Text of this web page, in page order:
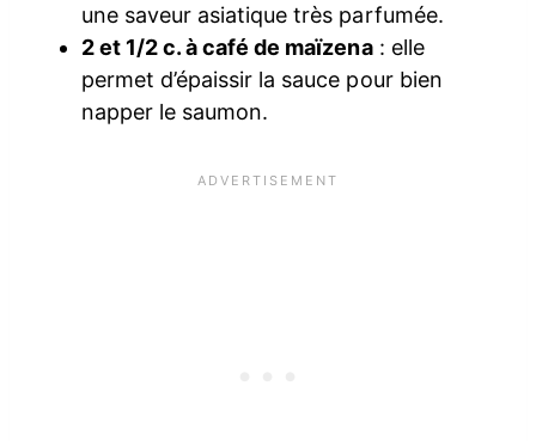
une saveur asiatique très parfumée.
2 et 1/2 c. à café de maïzena: elle
permet d’épaissir la sauce pour bien
napper le saumon.